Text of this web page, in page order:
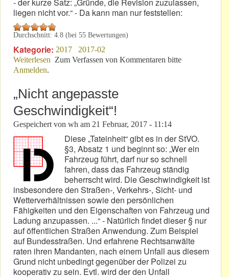
- der kurze Satz: „Gründe, die Revision zuzulassen,
liegen nicht vor.“ - Da kann man nur feststellen:
Durchschnitt: 4.8 (bei 55 Bewertungen)
Kategorie: 2017
2017-02
Weiterlesen über Trackdays: Eine „vertrackte“ Sache!
Zum Verfassen von Kommentaren bitte
Anmelden.
„Nicht angepasste
Geschwindigkeit“!
Gespeichert von wh am 21 Februar, 2017 - 11:14
Diese „Tateinheit“ gibt es in der StVO.
§3, Absatz 1 und beginnt so: „Wer ein
Fahrzeug führt, darf nur so schnell
fahren, dass das Fahrzeug ständig
beherrscht wird. Die Geschwindigkeit ist
insbesondere den Straßen-, Verkehrs-, Sicht- und
Wetterverhältnissen sowie den persönlichen
Fähigkeiten und den Eigenschaften von Fahrzeug und
Ladung anzupassen. ...“ - Natürlich findet dieser § nur
auf öffentlichen Straßen Anwendung. Zum Beispiel
auf Bundesstraßen. Und erfahrene Rechtsanwälte
raten ihren Mandanten, nach einem Unfall aus diesem
Grund nicht unbedingt gegenüber der Polizei zu
kooperativ zu sein. Evtl. wird der den Unfall